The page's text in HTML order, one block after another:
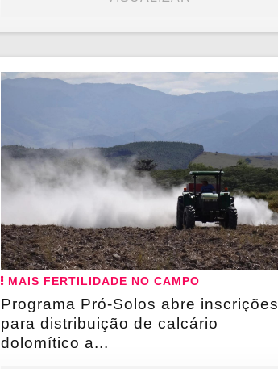
MAIS FERTILIDADE NO CAMPO
Programa Pró-Solos abre inscrições
para distribuição de calcário
dolomítico a...